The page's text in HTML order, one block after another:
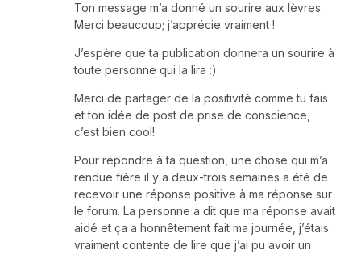
Ton message m’a donné un sourire aux lèvres.
Merci beaucoup; j’apprécie vraiment !
J’espère que ta publication donnera un sourire à
toute personne qui la lira :)
Merci de partager de la positivité comme tu fais
et ton idée de post de prise de conscience,
c’est bien cool!
Pour répondre à ta question, une chose qui m’a
rendue fière il y a deux-trois semaines a été de
recevoir une réponse positive à ma réponse sur
le forum. La personne a dit que ma réponse avait
aidé et ça a honnêtement fait ma journée, j’étais
vraiment contente de lire que j’ai pu avoir un